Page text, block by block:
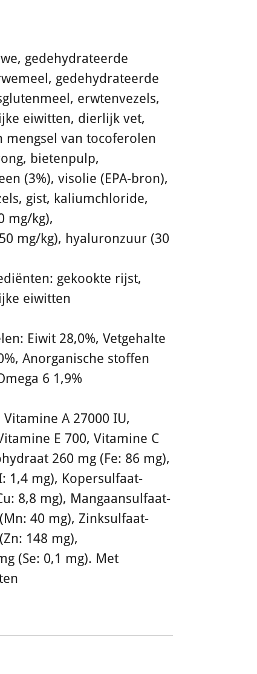
gedehydrateerde
gedehydrateerde
erwtenvezels,
eiwitten, dierlijk vet,
mengsel van tocoferolen
bietenpulp,
(3%), visolie (EPA-bron),
gist, kaliumchloride,
mg/kg),
mg/kg), hyaluronzuur (30
gekookte rijst,
eiwitten
Eiwit 28,0%, Vetgehalte
Anorganische stoffen
6 1,9%
A 27000 IU,
E 700, Vitamine C
260 mg (Fe: 86 mg),
1,4 mg), Kopersulfaat-
8,8 mg), Mangaansulfaat-
40 mg), Zinksulfaat-
148 mg),
(Se: 0,1 mg). Met